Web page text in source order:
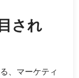
され
、マーケティ